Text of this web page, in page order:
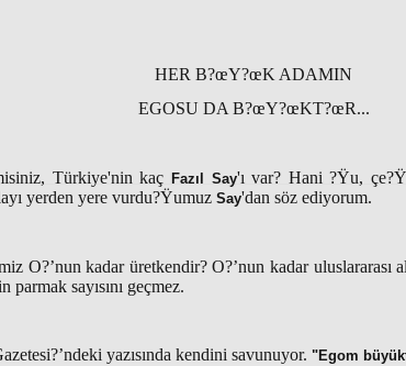
HER B?œY?œK ADAMIN
EGOSU DA B?œY?œKT?œR...
Türkiye'nin kaç Fazıl Say'ı var? Hani ?Ÿu,
yerden yere vurdu?Ÿumuz Say'dan söz ediyorum.
O?’nun kadar üretkendir? O?’nun kadar uluslararası
sayısını geçmez.
yazısında kendini savunuyor. "Egom